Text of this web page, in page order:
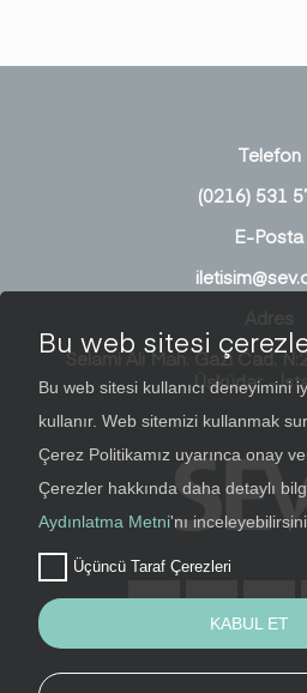
Telefon
(0216) 531
E-Posta
Selami Ali Mah. Gazi Cad.
Üsküdar -
Bu web sitesi
Bu web sitesi kullanıcı deneyimini
kullanır. Web sitemizi kullanmak
Çerez Politikamız uyarınca onay
Çerezler hakkında daha detaylı
Aydınlatma Metni'nı
Üçüncü Taraf Çerezleri
KABUL ET